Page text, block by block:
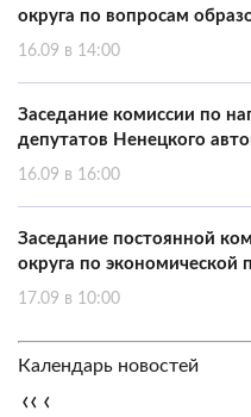
округа по вопросам
16.09 в 14:00
Заседание комиссии по
депутатов Ненецкого
16.09 в 16:00
Заседание постоянной
округа по
17.09 в 10:00
Календарь новостей
‹‹ ‹